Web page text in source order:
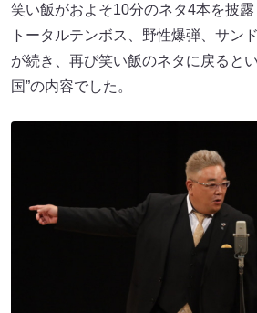
笑い飯がおよそ10分のネタ4本を披
トータルテンボス、野性爆弾、サン
が続き、再び笑い飯のネタに戻ると
国”の内容でした。